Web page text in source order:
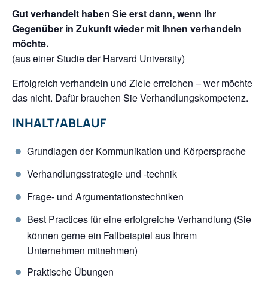
Gut verhandelt haben Sie erst dann, wenn Ihr
Gegenüber in Zukunft wieder mit Ihnen verhandeln
möchte.
(aus einer Studie der Harvard University)
Erfolgreich verhandeln und Ziele erreichen – wer möchte
das nicht. Dafür brauchen Sie Verhandlungskompetenz.
INHALT/ABLAUF
Grundlagen der Kommunikation und Körpersprache
Verhandlungsstrategie und -technik
Frage- und Argumentationstechniken
Best Practices für eine erfolgreiche Verhandlung (Sie
können gerne ein Fallbeispiel aus Ihrem
Unternehmen mitnehmen)
Praktische Übungen